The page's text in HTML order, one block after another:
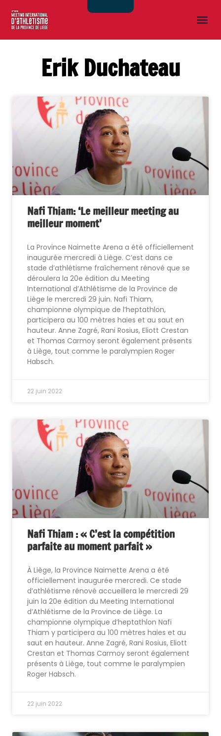
Erik Duchateau
Nafi Thiam: ‘Le meilleur meeting au
meilleur moment’
La Province Naimette Arena a été officiellement
inaugurée mercredi à Liège. C’est dans ce
stade d’athlétisme fraîchement rénové que se
déroulera la 20e édition du Meeting
International d’Athlétisme de la Province de
Liège le mercredi 29 juin. Nafi Thiam,
championne olympique de l’heptathlon,
participera au 100 mètres haies et au saut en
hauteur. Anne Zagré, Rani Rosius, Eliott Crestan
et Thomas Carmoy seront également présents
à Liège, tout comme le paralympien Roger
Habsch.
22 juin 2022
Nafi Thiam : « C’est la compétition
parfaite au moment parfait »
À Liège, la Province Naimette Arena a été
officiellement inaugurée mercredi. Ce stade
d’athlétisme rénové accueillera le mercredi 29
juin la 20e édition du Meeting International
d’Athlétisme de la Province de Liège. La
championne olympique d’heptathlon Nafi
Thiam y participera au 100 mètres haies et au
saut en hauteur. Anne Zagré, Rani Rosius, Eliott
Crestan et Thomas Carmoy seront également
présents à Liège, tout comme le paralympien
Roger Habsch.
22 juin 2022